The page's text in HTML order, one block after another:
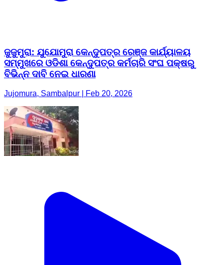
ଜୁଜୁମୁରା: ଯୁଯୋମୁରା କେନ୍ଦୁପତ୍ର ରେଞ୍ଜ କାର୍ଯ୍ୟାଳୟ
ସମ୍ମୁଖରେ ଓଡିଶା କେନ୍ଦୁପତ୍ର କର୍ମଚାରି ସଂଘ ପକ୍ଷରୁ
ବିଭିନ୍ନ ଦାବି ନେଇ ଧାରଣା
Jujomura, Sambalpur | Feb 20, 2026